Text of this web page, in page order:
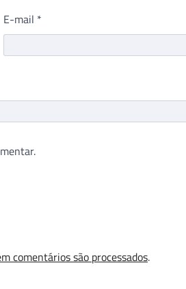
E-mail *
comentários são processados.